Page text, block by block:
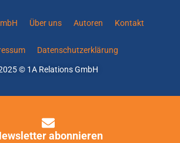
Über uns Autoren Kontakt
Datenschutzerklärung
© 1A Relations GmbH
abonnieren